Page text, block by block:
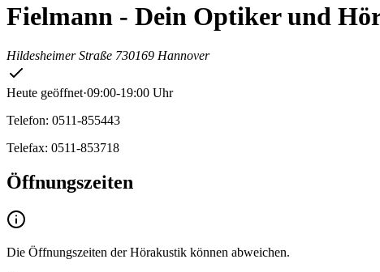
Fielmann - Dein Optiker und
Hildesheimer Straße 730169 Hannover
Heute geöffnet·09:00-19:00 Uhr
Telefon: 0511-855443
Telefax: 0511-853718
Öffnungszeiten
Die Öffnungszeiten der Hörakustik können abweichen.